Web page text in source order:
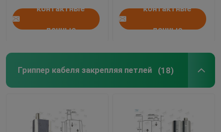
контактные
данные
контактные
данные
Гриппер кабеля закрепляя петлей (18)